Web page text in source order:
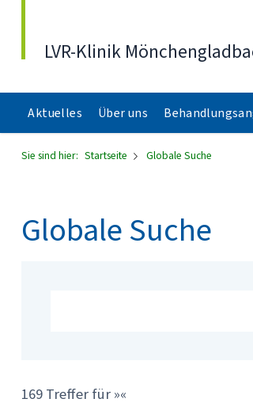
LVR-Klinik
Aktuelles Über uns
Sie sind hier: Startseite Globale Suche
Globale Suche
169 Treffer für »«